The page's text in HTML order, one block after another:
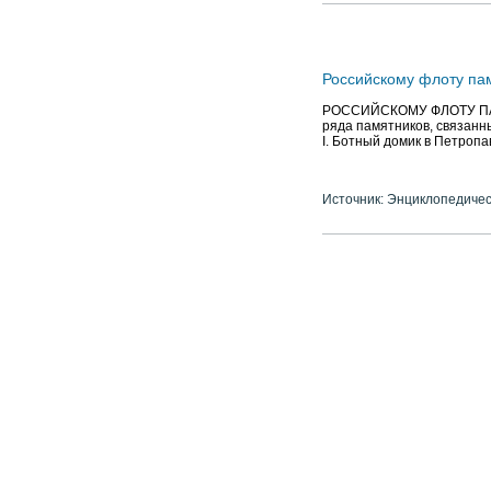
Российскому флоту
РОССИЙСКОМУ ФЛОТУ
ряда памятников,
I. Ботный домик в
Источник: